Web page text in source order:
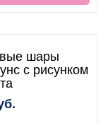
шары
с рисунком